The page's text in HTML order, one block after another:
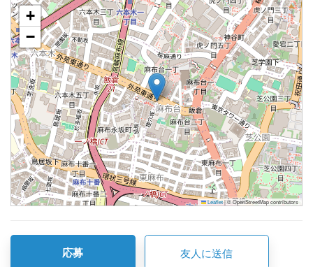
+
−
Leaflet|© OpenStreetMap contributors
応募 友人に送信